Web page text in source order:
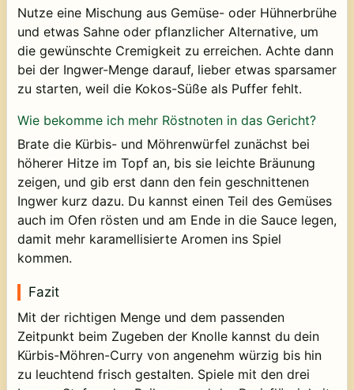
Nutze eine Mischung aus Gemüse- oder Hühnerbrühe
und etwas Sahne oder pflanzlicher Alternative, um
die gewünschte Cremigkeit zu erreichen. Achte dann
bei der Ingwer-Menge darauf, lieber etwas sparsamer
zu starten, weil die Kokos-Süße als Puffer fehlt.
Wie bekomme ich mehr Röstnoten in das Gericht?
Brate die Kürbis- und Möhrenwürfel zunächst bei
höherer Hitze im Topf an, bis sie leichte Bräunung
zeigen, und gib erst dann den fein geschnittenen
Ingwer kurz dazu. Du kannst einen Teil des Gemüses
auch im Ofen rösten und am Ende in die Sauce legen,
damit mehr karamellisierte Aromen ins Spiel
kommen.
Fazit
Mit der richtigen Menge und dem passenden
Zeitpunkt beim Zugeben der Knolle kannst du dein
Kürbis-Möhren-Curry von angenehm würzig bis hin
zu leuchtend frisch gestalten. Spiele mit den drei